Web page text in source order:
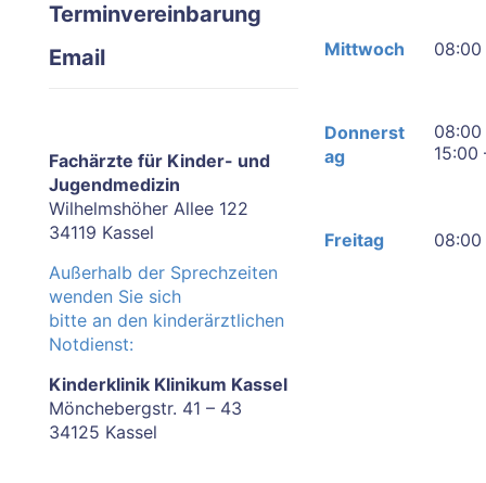
Terminvereinbarung
Email
Fachärzte für Kinder- und
Jugendmedizin
Wilhelmshöher Allee 122
34119 Kassel
Außerhalb der Sprechzeiten
wenden Sie sich
bitte an den kinderärztlichen
Notdienst:
Kinderklinik Klinikum Kassel
Mönchebergstr. 41 – 43
34125 Kassel
Mittwoch 08:00
Donnerst
ag
08:00
15:00
Freitag 08:00